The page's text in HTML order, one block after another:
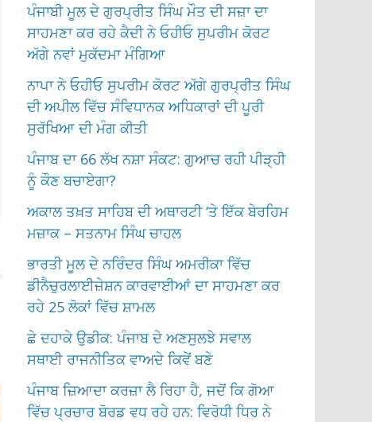
ਪੰਜਾਬੀ ਮੂਲ ਦੇ ਗੁਰਪ੍ਰੀਤ ਸਿੰਘ ਮੌਤ ਦੀ ਸਜ਼ਾ ਦਾ
ਸਾਹਮਣਾ ਕਰ ਰਹੇ ਕੈਦੀ ਨੇ ਓਹੀਓ ਸੁਪਰੀਮ ਕੋਰਟ
ਅੱਗੇ ਨਵਾਂ ਮੁਕੱਦਮਾ ਮੰਗਿਆ
ਨਾਪਾ ਨੇ ਓਹੀਓ ਸੁਪਰੀਮ ਕੋਰਟ ਅੱਗੇ ਗੁਰਪ੍ਰੀਤ ਸਿੰਘ
ਦੀ ਅਪੀਲ ਵਿੱਚ ਸੰਵਿਧਾਨਕ ਅਧਿਕਾਰਾਂ ਦੀ ਪੂਰੀ
ਸੁਰੱਖਿਆ ਦੀ ਮੰਗ ਕੀਤੀ
ਪੰਜਾਬ ਦਾ 66 ਲੱਖ ਨਸ਼ਾ ਸੰਕਟ: ਗੁਆਚ ਰਹੀ ਪੀੜ੍ਹੀ
ਨੂੰ ਕੌਣ ਬਚਾਏਗਾ?
ਅਕਾਲ ਤਖ਼ਤ ਸਾਹਿਬ ਦੀ ਅਥਾਰਟੀ ‘ਤੇ ਇੱਕ ਬੇਰਹਿਮ
ਮਜ਼ਾਕ – ਸਤਨਾਮ ਸਿੰਘ ਚਾਹਲ
ਭਾਰਤੀ ਮੂਲ ਦੇ ਨਰਿੰਦਰ ਸਿੰਘ ਅਮਰੀਕਾ ਵਿੱਚ
ਡੀਨੈਚੁਰਲਾਈਜ਼ੇਸ਼ਨ ਕਾਰਵਾਈਆਂ ਦਾ ਸਾਹਮਣਾ ਕਰ
ਰਹੇ 25 ਲੋਕਾਂ ਵਿੱਚ ਸ਼ਾਮਲ
ਛੇ ਦਹਾਕੇ ਉਡੀਕ: ਪੰਜਾਬ ਦੇ ਅਣਸੁਲਝੇ ਸਵਾਲ
ਸਥਾਈ ਰਾਜਨੀਤਿਕ ਵਾਅਦੇ ਕਿਵੇਂ ਬਣੇ
ਪੰਜਾਬ ਜ਼ਿਆਦਾ ਕਰਜ਼ਾ ਲੈ ਰਿਹਾ ਹੈ, ਜਦੋਂ ਕਿ ਗੋਆ
ਵਿੱਚ ਪ੍ਰਚਾਰ ਬੋਰਡ ਵਧ ਰਹੇ ਹਨ: ਵਿਰੋਧੀ ਧਿਰ ਨੇ